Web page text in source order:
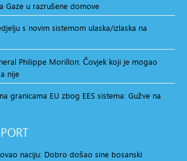
Gaze u razrušene domove
s novim sistemom ulaska/izlaska na
Philippe Morillon: Čovjek koji je mogao
nije
granicama EU zbog EES sistema: Gužve na
naciju: Dobro došao sine bosanski